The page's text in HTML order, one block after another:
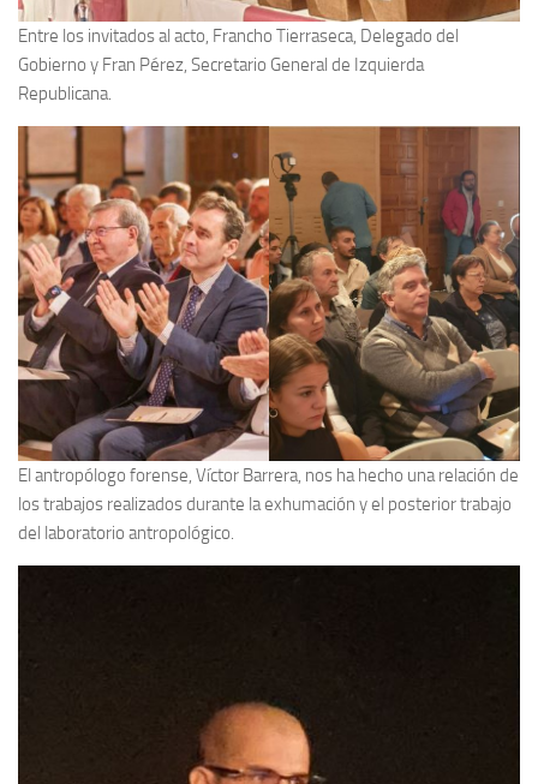
Entre los invitados al acto, Francho Tierraseca, Delegado del
Gobierno y Fran Pérez, Secretario General de Izquierda
Republicana.
El antropólogo forense, Víctor Barrera, nos ha hecho una relación de
los trabajos realizados durante la exhumación y el posterior trabajo
del laboratorio antropológico.